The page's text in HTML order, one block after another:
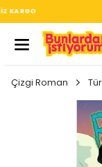
SEÇTIĞIN
Çizgi Roman